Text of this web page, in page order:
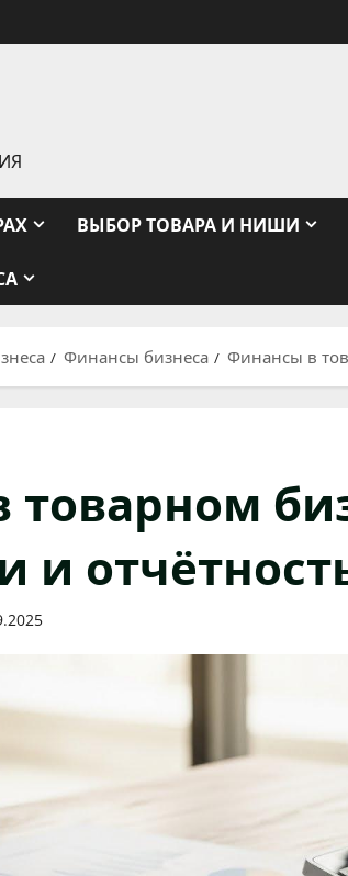
ВЫБОР ТОВАРА И НИШИ
Финансы бизнеса Финансы в
и